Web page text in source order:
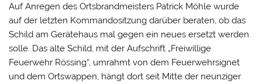
Auf Anregen des Ortsbrandmeisters Patrick Möhle wurde
auf der letzten Kommandositzung darüber beraten, ob das
Schild am Gerätehaus mal gegen ein neues ersetzt werden
solle. Das alte Schild, mit der Aufschrift „Freiwillige
Feuerwehr Rössing“, umrahmt von dem Feuerwehrsignet
und dem Ortswappen, hängt dort seit Mitte der neunziger